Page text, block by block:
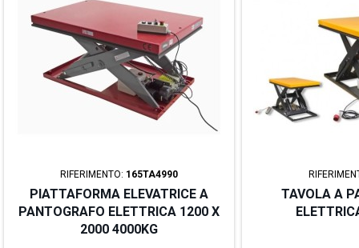
RIFERIMENTO: 165TA4990
PIATTAFORMA ELEVATRICE A
PANTOGRAFO ELETTRICA 1200 X
2000 4000KG
TAVOLA A